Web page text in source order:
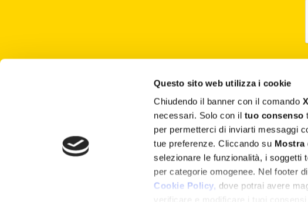
Questo sito web utilizza i cookie
Chiudendo il banner con il comando X
necessari. Solo con il tuo consenso
per permetterci di inviarti messaggi
tue preferenze. Cliccando su Mostra
selezionare le funzionalità, i soggetti
per categorie omogenee. Nel footer
Cookie Policy, dove potrai avere
verificare e modificare i tuoi
Lisciani TV